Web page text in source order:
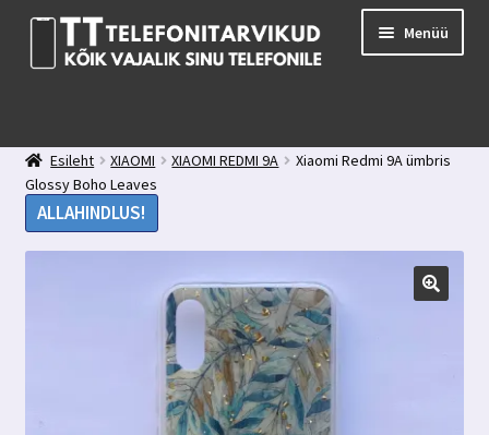
Liigu
navigeerimisele
Liigu
juurde
Menüü
Minu konto
Ostukorv
Kontakt
Esileht XIAOMI XIAOMI REDMI 9A
Xiaomi Redmi 9A ümbris
Glossy Boho Leaves
ALLAHINDLUS!